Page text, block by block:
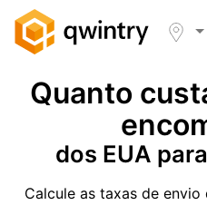
Quanto
dos EUA
Calcule as taxas de envio